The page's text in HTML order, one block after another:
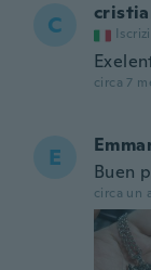
C
circa 7
E
Buen
circa un